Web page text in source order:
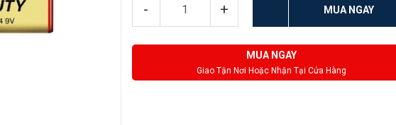
- + MUA NGAY
MUA NGAY
Giao Tận Nơi Hoặc Nhận Tại Cửa Hàng